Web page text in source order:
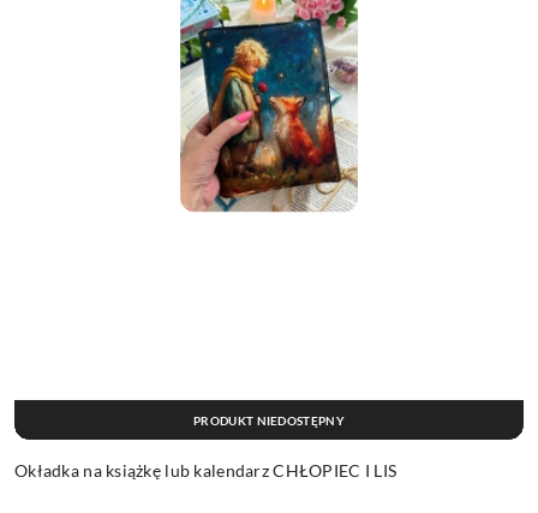
Okładka na książkę lub kalendarz CHŁOPIEC I LIS
PRODUKT NIEDOSTĘPNY